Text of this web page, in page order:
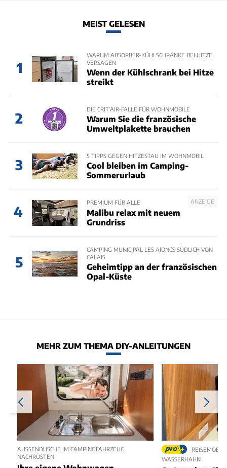
MEIST GELESEN
1
WARUM ABSORBER-KÜHLSCHRÄNKE BEI HITZE
VERSAGEN
Wenn der Kühlschrank bei Hitze
streikt
2
DIE CRIT’AIR-FALLE FÜR WOHNMOBILE
Warum Sie die französische
Umweltplakette brauchen
3
5 TIPPS GEGEN HITZESTAU IM WOHNMOBIL
Cool bleiben im Camping-
Sommerurlaub
4
ANZEIGE
PREMIUM FÜR ALLE
Malibu relax mit neuem
Grundriss
5
CAMPING MUNICIPAL LES AJONCS SÜDLICH VON
CALAIS
Geheimtipp an der französischen
Opal-Küste
MEHR ZUM THEMA DIY-ANLEITUNGEN
AUSSENDUSCHE IM CAMPINGFAHRZEUG N
ACHRÜSTEN
REISEMOBIL
WASSERHAHN